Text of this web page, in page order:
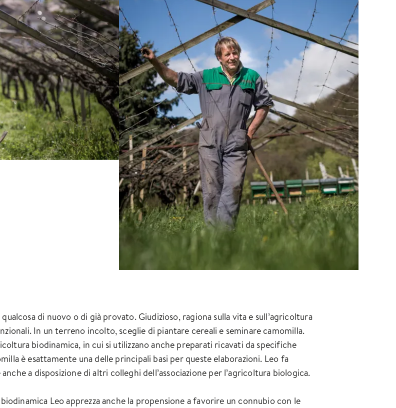
di nuovo o di già provato. Giudizioso, ragiona sulla vita e sull’agricoltura
In un terreno incolto, sceglie di piantare cereali e seminare camomilla.
biodinamica, in cui si utilizzano anche preparati ricavati da specifiche
è esattamente una delle principali basi per queste elaborazioni. Leo fa
a disposizione di altri colleghi dell’associazione per l’agricoltura biologica.
Leo apprezza anche la propensione a favorire un connubio con le